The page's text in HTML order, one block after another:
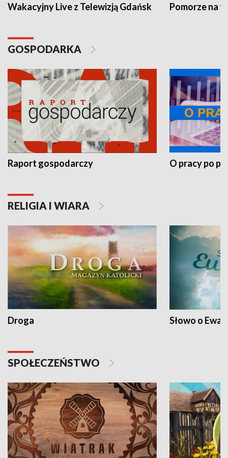
Wakacyjny Live z Telewizją Gdańsk Pomorze na
GOSPODARKA
Raport gospodarczy O pracy po
RELIGIA I WIARA
Droga Słowo o
SPOŁECZEŃSTWO